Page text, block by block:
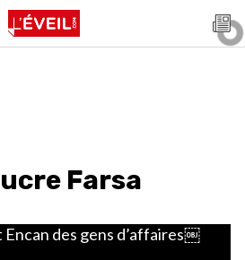
Farsa